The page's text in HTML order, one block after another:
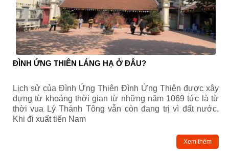
ĐÌNH ỨNG THIÊN LÁNG HẠ Ở ĐÂU?
Lịch sử của Đình Ứng Thiên Đình Ứng Thiên được xây
dựng từ khoảng thời gian từ những năm 1069 tức là từ
thời vua Lý Thánh Tông vẫn còn đang trị vì đất nước.
Khi đi xuất tiến Nam
Xem thêm